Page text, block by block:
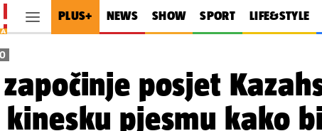
PLUS+ NEWS SHOW SPORT LIFE&STYLE
posjet
kinesku pjesmu kako